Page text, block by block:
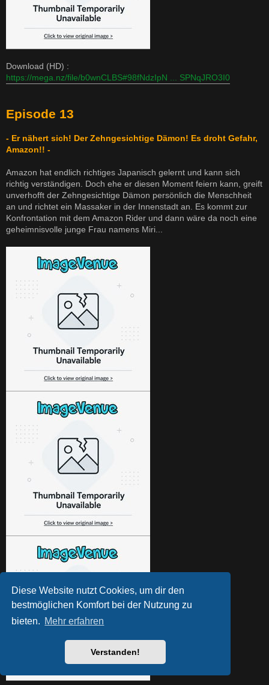
Diese Website nutzt Cookies, um dir den
bestmöglichen Komfort bei der Nutzung zu
bieten. Mehr erfahren
Verstanden!
Download (HD) :
https://mega.nz/file/b0wnCLBS#98fNdzIpN ... SPNqJRO3I0
Episode 13
- Er nähert sich! Der Zehngesichtige Dämon! Es droht Gefahr,
Amazon!! -
Amazon hat endlich richtiges Japanisch gelernt und kann sich
richtig verständigen. Doch ehe er diesen Moment feiern kann, greift
unverhofft der Zehngesichtige Dämon persönlich die Menschheit
an und richtet ein Massaker in der Innenstadt an. Es kommt zur
Konfrontation mit dem Amazon Rider und dann wäre da noch eine
geheimnisvolle junge Frau namens Miri...